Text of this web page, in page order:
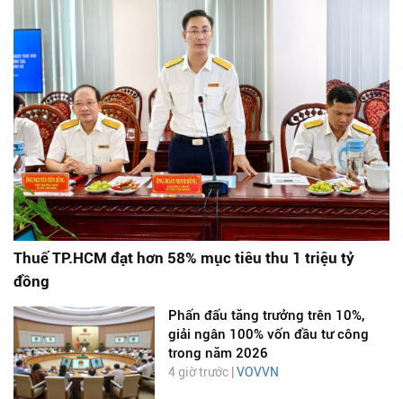
Thuế TP.HCM đạt hơn 58% mục tiêu thu 1 triệu tỷ
đồng
Phấn đấu tăng trưởng trên 10%,
giải ngân 100% vốn đầu tư công
trong năm 2026
4 giờ trước |VOVVN